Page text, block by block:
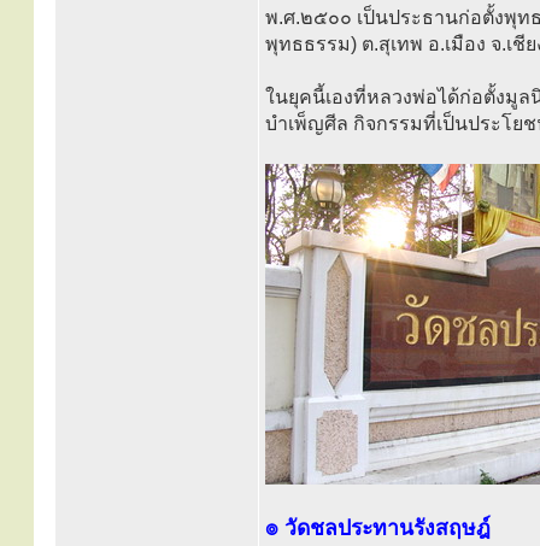
พ.ศ.๒๕๐๐ เป็นประธานก่อตั้งพุท
พุทธธรรม) ต.สุเทพ อ.เมือง จ.เชี
ในยุคนี้เองที่หลวงพ่อได้ก่อตั้งมูล
บำเพ็ญศีล กิจกรรมที่เป็นประโย
๏ วัดชลประทานรังสฤษฎ์